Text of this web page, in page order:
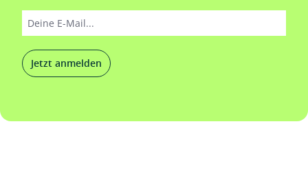
Jetzt anmelden